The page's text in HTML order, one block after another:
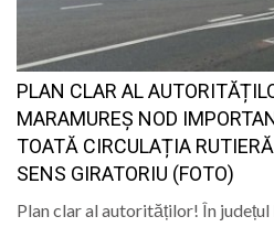
PLAN CLAR AL
MARAMUREȘ NOD
TOATĂ CIRCULAȚIA
SENS GIRATORIU (FOTO)
Plan clar al autorităților! În